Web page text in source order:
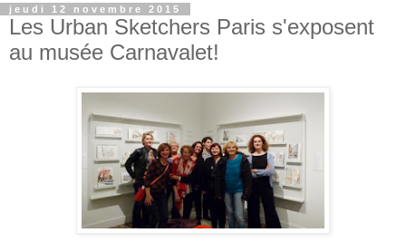
jeudi 12 novembre 2015
Les Urban Sketchers Paris s'exposent
au musée Carnavalet!